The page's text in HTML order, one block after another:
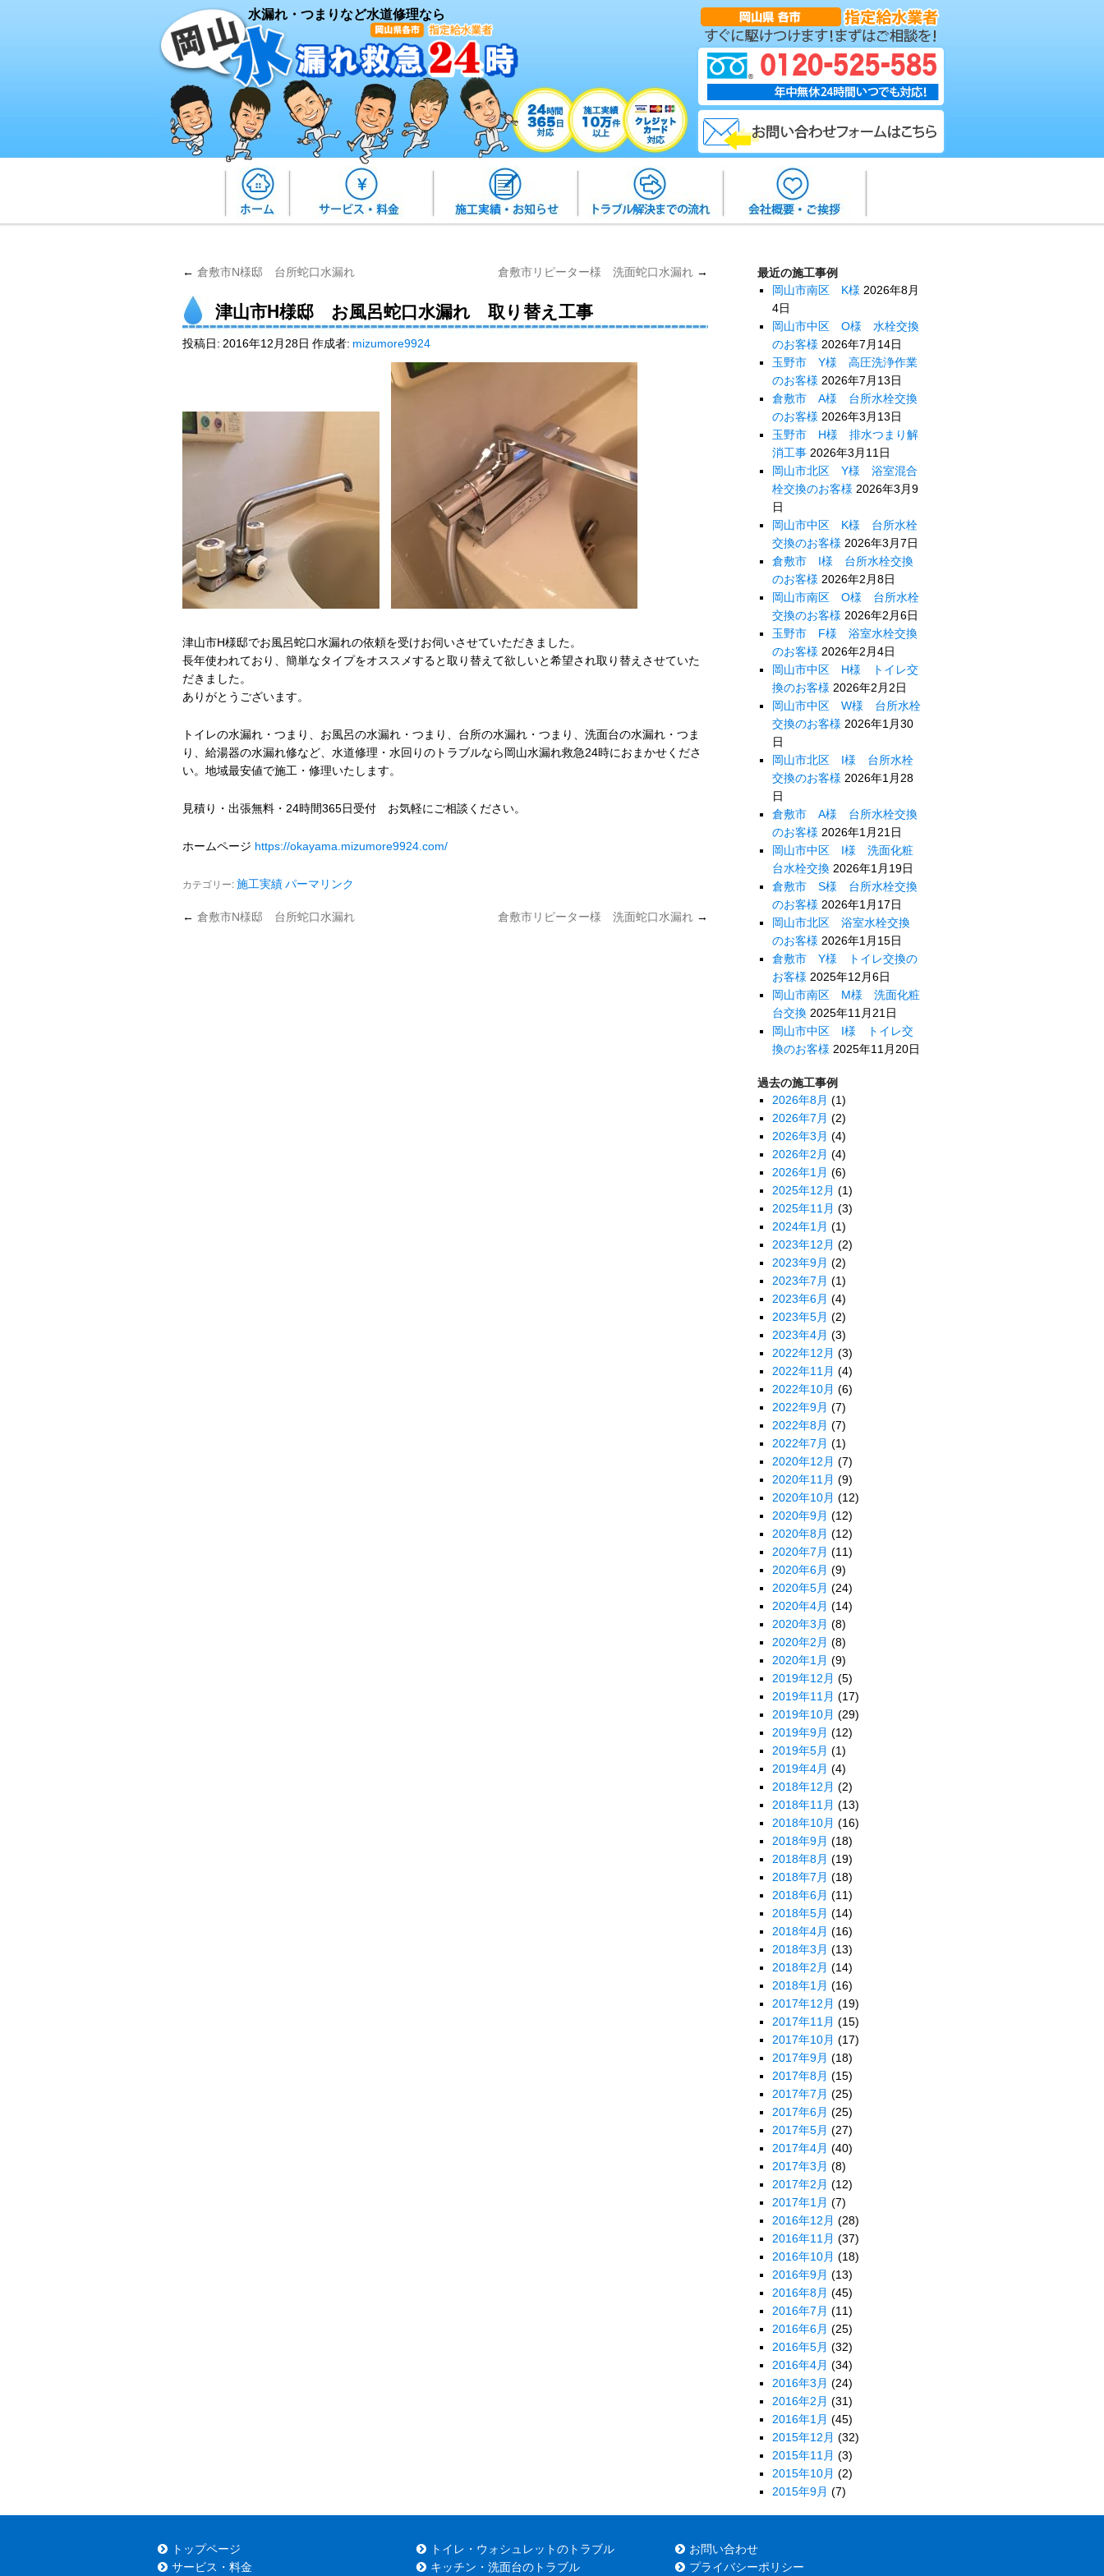
水漏れ・つまりなど水道修理なら
← 倉敷市N様邸 台所蛇口水漏れ 倉敷市リピーター様 洗面蛇口水漏れ →
津山市H様邸 お風呂蛇口水漏れ 取り替え工事
投稿日: 2016年12月28日 作成者: mizumore9924
津山市H様邸でお風呂蛇口水漏れの依頼を受けお伺いさせていただきました。
長年使われており、簡単なタイプをオススメすると取り替えて欲しいと希望され取り替えさせていた
だきました。
ありがとうございます。
トイレの水漏れ・つまり、お風呂の水漏れ・つまり、台所の水漏れ・つまり、洗面台の水漏れ・つま
り、給湯器の水漏れ修など、水道修理・水回りのトラブルなら岡山水漏れ救急24時におまかせくださ
い。地域最安値で施工・修理いたします。
見積り・出張無料・24時間365日受付 お気軽にご相談ください。
ホームページ https://okayama.mizumore9924.com/
カテゴリー:施工実績パーマリンク
← 倉敷市N様邸 台所蛇口水漏れ 倉敷市リピーター様 洗面蛇口水漏れ →
最近の施工事例
岡山市南区 K様 2026年8月
4日
岡山市中区 O様 水栓交換
のお客様 2026年7月14日
玉野市 Y様 高圧洗浄作業
のお客様 2026年7月13日
倉敷市 A様 台所水栓交換
のお客様 2026年3月13日
玉野市 H様 排水つまり解
消工事 2026年3月11日
岡山市北区 Y様 浴室混合
栓交換のお客様 2026年3月9
日
岡山市中区 K様 台所水栓
交換のお客様 2026年3月7日
倉敷市 I様 台所水栓交換
のお客様 2026年2月8日
岡山市南区 O様 台所水栓
交換のお客様 2026年2月6日
玉野市 F様 浴室水栓交換
のお客様 2026年2月4日
岡山市中区 H様 トイレ交
換のお客様 2026年2月2日
岡山市中区 W様 台所水栓
交換のお客様 2026年1月30
日
岡山市北区 I様 台所水栓
交換のお客様 2026年1月28
日
倉敷市 A様 台所水栓交換
のお客様 2026年1月21日
岡山市中区 I様 洗面化粧
台水栓交換 2026年1月19日
倉敷市 S様 台所水栓交換
のお客様 2026年1月17日
岡山市北区 浴室水栓交換
のお客様 2026年1月15日
倉敷市 Y様 トイレ交換の
お客様 2025年12月6日
岡山市南区 M様 洗面化粧
台交換 2025年11月21日
岡山市中区 I様 トイレ交
換のお客様 2025年11月20日
過去の施工事例
2026年8月 (1)
2026年7月 (2)
2026年3月 (4)
2026年2月 (4)
2026年1月 (6)
2025年12月 (1)
2025年11月 (3)
2024年1月 (1)
2023年12月 (2)
2023年9月 (2)
2023年7月 (1)
2023年6月 (4)
2023年5月 (2)
2023年4月 (3)
2022年12月 (3)
2022年11月 (4)
2022年10月 (6)
2022年9月 (7)
2022年8月 (7)
2022年7月 (1)
2020年12月 (7)
2020年11月 (9)
2020年10月 (12)
2020年9月 (12)
2020年8月 (12)
2020年7月 (11)
2020年6月 (9)
2020年5月 (24)
2020年4月 (14)
2020年3月 (8)
2020年2月 (8)
2020年1月 (9)
2019年12月 (5)
2019年11月 (17)
2019年10月 (29)
2019年9月 (12)
2019年5月 (1)
2019年4月 (4)
2018年12月 (2)
2018年11月 (13)
2018年10月 (16)
2018年9月 (18)
2018年8月 (19)
2018年7月 (18)
2018年6月 (11)
2018年5月 (14)
2018年4月 (16)
2018年3月 (13)
2018年2月 (14)
2018年1月 (16)
2017年12月 (19)
2017年11月 (15)
2017年10月 (17)
2017年9月 (18)
2017年8月 (15)
2017年7月 (25)
2017年6月 (25)
2017年5月 (27)
2017年4月 (40)
2017年3月 (8)
2017年2月 (12)
2017年1月 (7)
2016年12月 (28)
2016年11月 (37)
2016年10月 (18)
2016年9月 (13)
2016年8月 (45)
2016年7月 (11)
2016年6月 (25)
2016年5月 (32)
2016年4月 (34)
2016年3月 (24)
2016年2月 (31)
2016年1月 (45)
2015年12月 (32)
2015年11月 (3)
2015年10月 (2)
2015年9月 (7)
トップページ
サービス・料金
トイレ・ウォシュレットのトラブル
キッチン・洗面台のトラブル
お問い合わせ
プライバシーポリシー